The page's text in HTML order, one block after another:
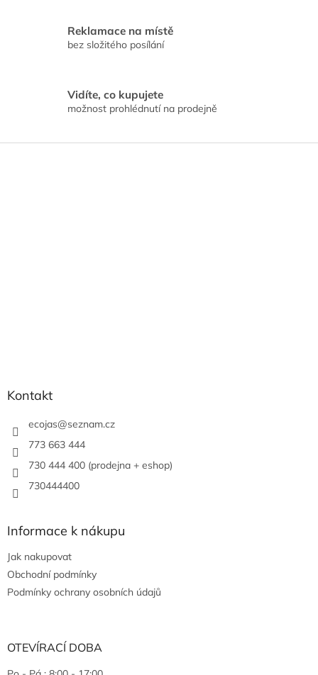
Reklamace na místě
bez složitého posílání
Vidíte, co kupujete
možnost prohlédnutí na prodejně
Z
Kontakt
ecojas@seznam.cz
773 663 444
730 444 400 (prodejna + eshop)
730444400
Informace k nákupu
Jak nakupovat
Obchodní podmínky
Podmínky ochrany osobních údajů
OTEVÍRACÍ DOBA